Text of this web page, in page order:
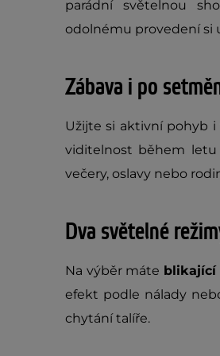
parádní světelnou
odolnému provedení si
Zábava i po
Užijte si aktivní pohyb i
viditelnost během letu
večery, oslavy nebo
Dva světelné
Na výběr máte blikající
efekt podle nálady
chytání talíře.